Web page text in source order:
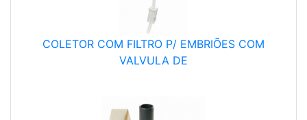
COLETOR COM FILTRO P/ EMBRIÕES COM
VALVULA DE